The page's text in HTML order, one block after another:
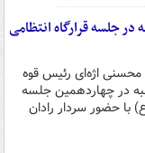
جلسه قرارگاه انتظامی
اژه‌ای رئیس قوه
در چهاردهمین جلسه
با حضور سردار رادان